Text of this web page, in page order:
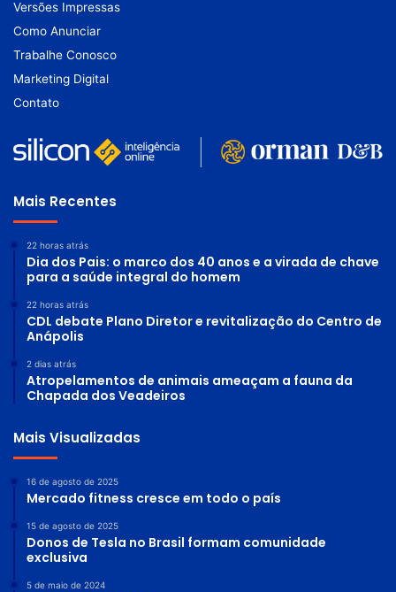
Versões Impressas
Como Anunciar
Trabalhe Conosco
Marketing Digital
Contato
Mais Recentes
22 horas atrás
Dia dos Pais: o marco dos 40 anos e a virada de chave
para a saúde integral do homem
22 horas atrás
CDL debate Plano Diretor e revitalização do Centro de
Anápolis
2 dias atrás
Atropelamentos de animais ameaçam a fauna da
Chapada dos Veadeiros
Mais Visualizadas
16 de agosto de 2025
Mercado fitness cresce em todo o país
15 de agosto de 2025
Donos de Tesla no Brasil formam comunidade
exclusiva
5 de maio de 2024